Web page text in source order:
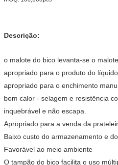
Descrição:
o malote do bico levanta-se o
apropriado para o produto do
apropriado para o enchimento
bom calor - selagem e resistência
inquebrável e não escapa.
Apropriado para a venda da
Baixo custo do armazenamento e
Favorável ao meio ambiente
O tampão do bico facilita o uso